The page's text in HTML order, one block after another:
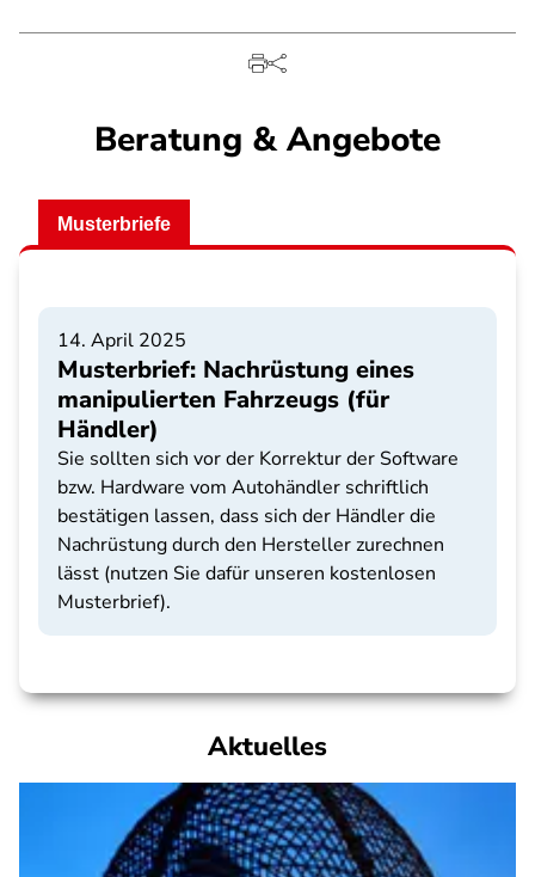
Beratung & Angebote
Musterbriefe
14. April 2025
Musterbrief: Nachrüstung eines
manipulierten Fahrzeugs (für
Händler)
Sie sollten sich vor der Korrektur der Software
bzw. Hardware vom Autohändler schriftlich
bestätigen lassen, dass sich der Händler die
Nachrüstung durch den Hersteller zurechnen
lässt (nutzen Sie dafür unseren kostenlosen
Musterbrief).
Aktuelles